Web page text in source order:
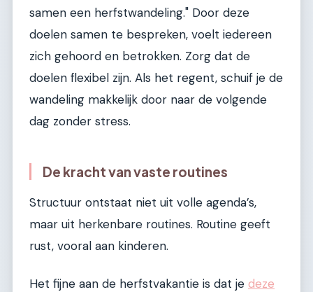
samen een herfstwandeling." Door deze
doelen samen te bespreken, voelt iedereen
zich gehoord en betrokken. Zorg dat de
doelen flexibel zijn. Als het regent, schuif je de
wandeling makkelijk door naar de volgende
dag zonder stress.
De kracht van vaste routines
Structuur ontstaat niet uit volle agenda’s,
maar uit herkenbare routines. Routine geeft
rust, vooral aan kinderen.
Het fijne aan de herfstvakantie is dat je deze